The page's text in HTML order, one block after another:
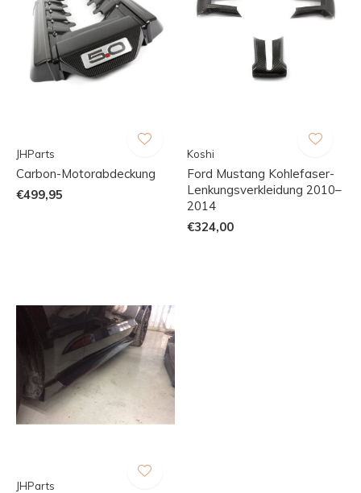
JHParts
Carbon-Motorabdeckung
€499,95
Koshi
Ford Mustang Kohlefaser-
Lenkungsverkleidung 2010–
2014
€324,00
JHParts